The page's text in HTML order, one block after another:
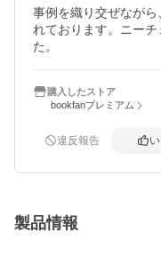
事例を織り交ぜなが
れております。ニー
た。
購入したストア
bookfanプレミアム
違反報告
製品情報